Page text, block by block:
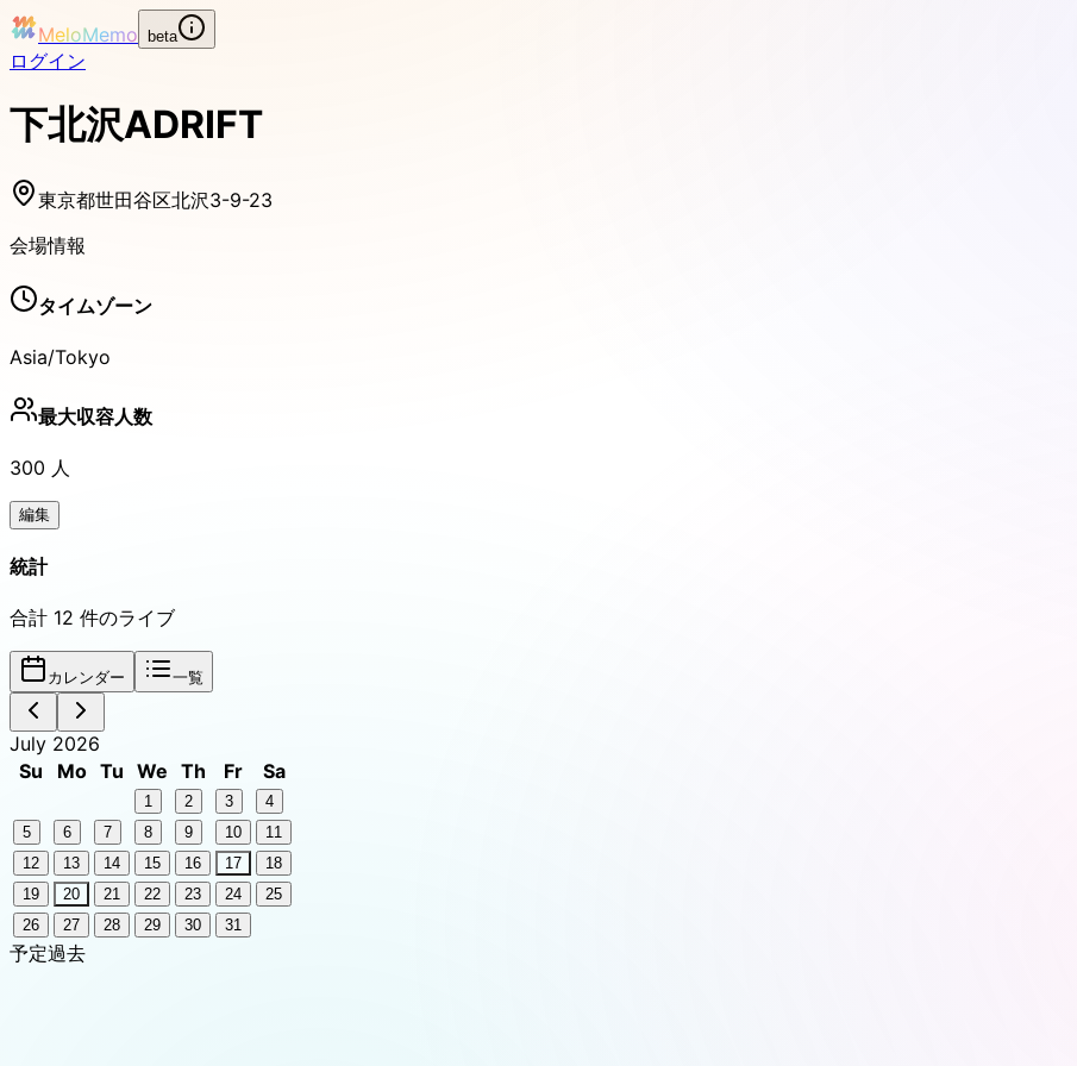
MeloMemo beta
ログイン
下北沢ADRIFT
東京都世田谷区北沢3-9-23
会場情報
タイムゾーン
Asia/Tokyo
最大収容人数
300 人
編集
統計
合計 12 件のライブ
カレンダー 一覧
July 2026
Su
Mo Tu We Th Fr Sa
1 2 3
4
5
6 7 8 9 10
11
12
13 14 15 16 17
18
19
20 21 22 23 24
25
26
27 28 29 30 31
予定過去